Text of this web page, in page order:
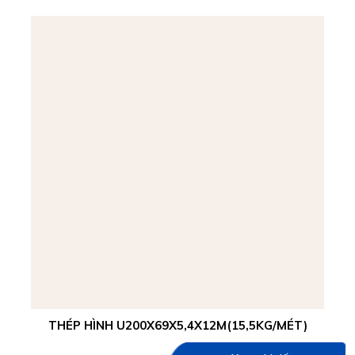
THÉP HÌNH U200X69X5,4X12M(15,5KG/MÉT)